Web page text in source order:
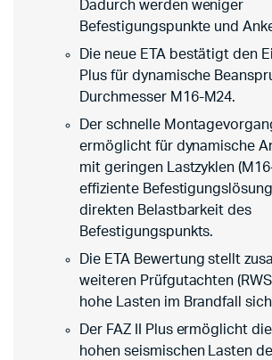
Dadurch werden weniger
Befestigungspunkte und
Die neue ETA bestätigt den
Plus für dynamische
Durchmesser M16-M24.
Der schnelle
ermöglicht für dynamische
mit geringen Lastzyklen
effiziente
direkten Belastbarkeit des
Befestigungspunkts.
Die ETA Bewertung stellt
weiteren Prüfgutachten
hohe Lasten im Brandfall
Der FAZ II Plus ermöglicht
hohen seismischen Lasten